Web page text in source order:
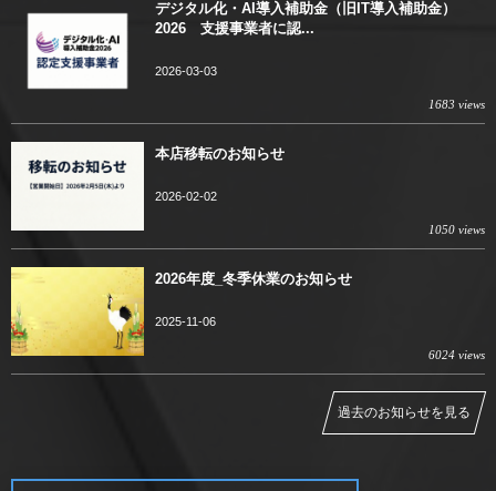
デジタル化・AI導入補助金（旧IT導入補助金）
2026 支援事業者に認...
2026-03-03
1683 views
本店移転のお知らせ
2026-02-02
1050 views
2026年度_冬季休業のお知らせ
2025-11-06
6024 views
過去のお知らせを見る